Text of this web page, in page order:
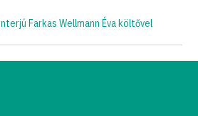
Farkas Wellmann Éva költővel